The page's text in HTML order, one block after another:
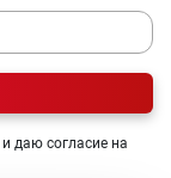
и даю согласие на